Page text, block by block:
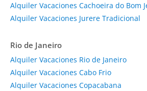
Alquiler Vacaciones Cachoeira do Bom
Alquiler Vacaciones Jurere Tradicional
Rio de Janeiro
Alquiler Vacaciones Rio de Janeiro
Alquiler Vacaciones Cabo Frio
Alquiler Vacaciones Copacabana